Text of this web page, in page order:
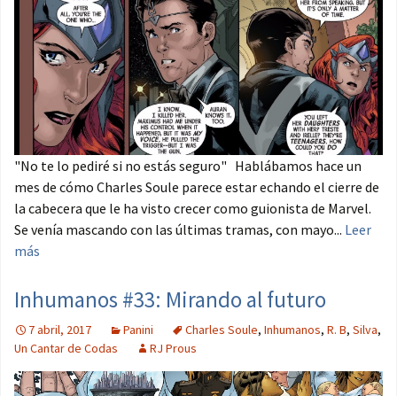
"No te lo pediré si no estás seguro" Hablábamos hace un
mes de cómo Charles Soule parece estar echando el cierre de
la cabecera que le ha visto crecer como guionista de Marvel.
Se venía mascando con las últimas tramas, con mayo... Leer
más
Inhumanos #33: Mirando al futuro
7 abril, 2017 Panini Charles Soule, Inhumanos, R. B, Silva,
Un Cantar de Codas
RJ Prous